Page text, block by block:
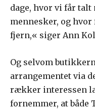
dage, hvor vi får
mennesker, og
fjern,« siger Ann
Og selvom
arrangementet via
rækker interessen
fornemmer, at både